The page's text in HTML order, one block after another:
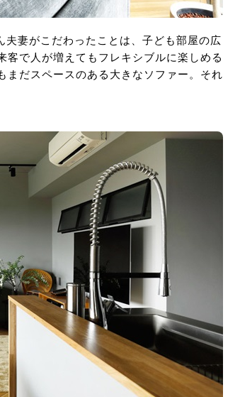
妻がこだわったことは、子ども部屋の広
で人が増えてもフレキシブルに楽しめる
まだスペースのある大きなソファー。それ